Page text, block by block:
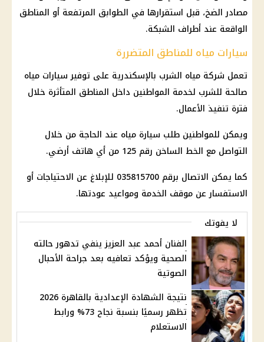
مصادر الضخ، قبل استقرارها في الطوابق المرتفعة أو المناطق
الواقعة عند أطراف الشبكة.
سيارات مياه للمناطق المتضررة
تعمل شركة مياه الشرب بالإسكندرية على توفير سيارات مياه
صالحة للشرب لخدمة المواطنين داخل المناطق المتأثرة خلال
فترة تنفيذ الأعمال.
ويمكن للمواطنين طلب سيارة مياه عند الحاجة من خلال
التواصل مع الخط الساخن رقم 125 من أي هاتف أرضي.
كما يمكن الاتصال برقم 035815700 للإبلاغ عن الاحتياجات أو
الاستفسار عن موقف الخدمة ومواعيد عودتها.
لا يفوتك
الفنان أحمد عبد العزيز ينفي تدهور حالته
الصحية ويؤكد تعافيه بعد جراحة الأحبال
الصوتية
نتيجة الشهادة الإعدادية بالقاهرة 2026
تظهر رسميًا بنسبة نجاح 73% ورابط
الاستعلام